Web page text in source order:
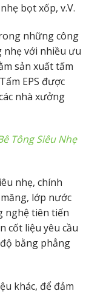
bọt xốp, v.V.
những công
nhẹ với nhiều ưu
sản xuất tấm
EPS được
nhà xưởng
Tông Siêu Nhẹ
nhẹ, chính
lớp nước
nghệ tiên tiến
cốt liệu yêu cầu
bằng phẳng
khác, để đảm